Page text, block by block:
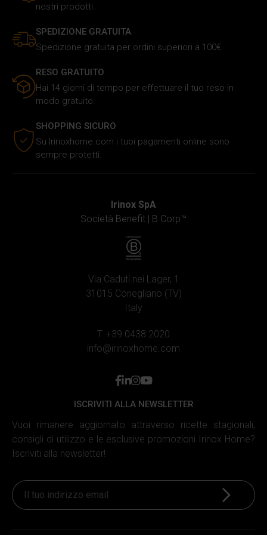
nostri prodotti.
SPEDIZIONE GRATUITA
Spedizione gratuita per ordini superiori a 100€.
RESO GRATUITO
Hai 14 giorni di tempo per effettuare il tuo reso in
modo gratuito.
SHOPPING SICURO
Su Irinoxhome.com i tuoi pagamenti online sono
sempre protetti.
Irinox SpA
Società Benefit |
B Corp™
Via Caduti nei Lager, 1
31015 Conegliano (TV)
Italy
T. +39 0438 2020
info@irinoxhome.com
facebook
linkedin
instagram
youtube
ISCRIVITI ALLA NEWSLETTER
Vuoi rimanere aggiornato attraverso ricette stagionali,
consigli di utilizzo e le esclusive promozioni Irinox Home?
Iscriviti alla newsletter!
Iscriviti